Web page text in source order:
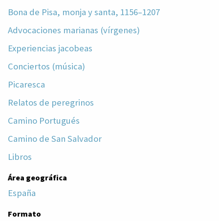
Bona de Pisa, monja y santa, 1156–1207
Advocaciones marianas (vírgenes)
Experiencias jacobeas
Conciertos (música)
Picaresca
Relatos de peregrinos
Camino Portugués
Camino de San Salvador
Libros
Área geográfica
España
Formato